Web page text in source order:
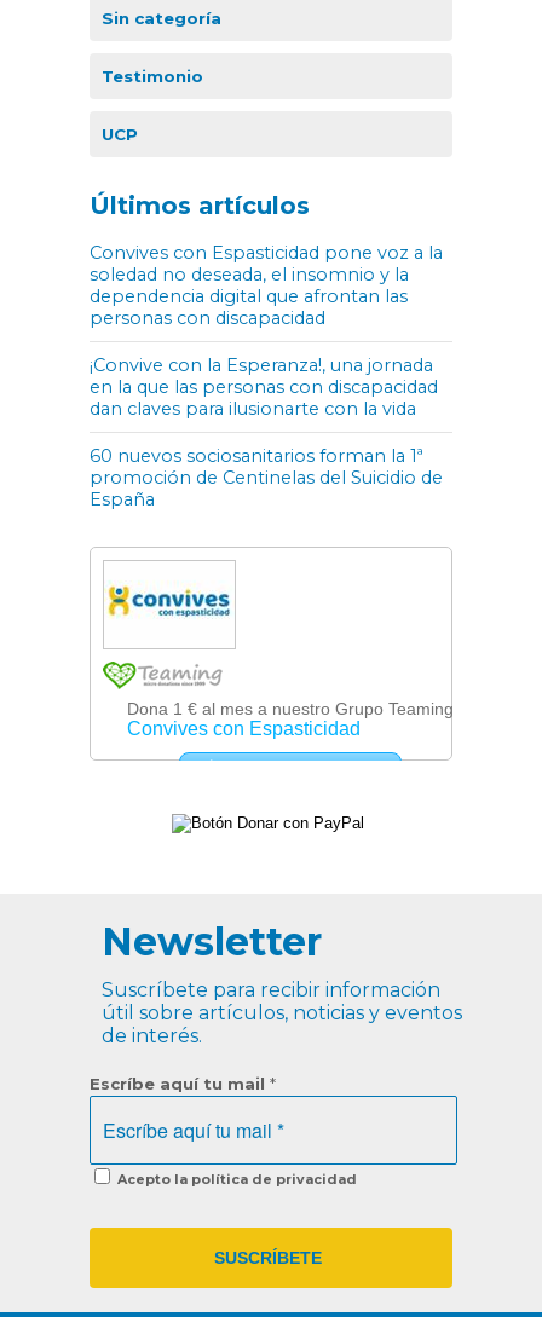
Sin categoría
Testimonio
UCP
Últimos artículos
Convives con Espasticidad pone voz a la
soledad no deseada, el insomnio y la
dependencia digital que afrontan las
personas con discapacidad
¡Convive con la Esperanza!, una jornada
en la que las personas con discapacidad
dan claves para ilusionarte con la vida
60 nuevos sociosanitarios forman la 1ª
promoción de Centinelas del Suicidio de
España
Newsletter
Suscríbete para recibir información
útil sobre artículos, noticias y eventos
de interés.
Escríbe aquí tu mail *
Acepto la política de privacidad